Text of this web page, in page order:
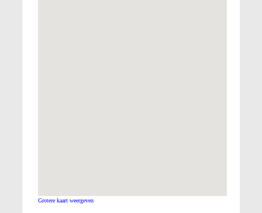
Grotere kaart weergeven